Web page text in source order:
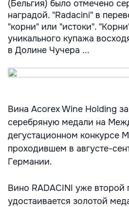
(Бельгия) было отмечено
наградой. "Radacini" в
"корни" или "истоки".
уникального купажа
в Долине Чучера ...
Вина Acorex Wine Holding
серебряную медали на
дегустационном конкурсе
проходившем в августе-
Германии.
Вино RADACINI уже второй
удостаивается золотой